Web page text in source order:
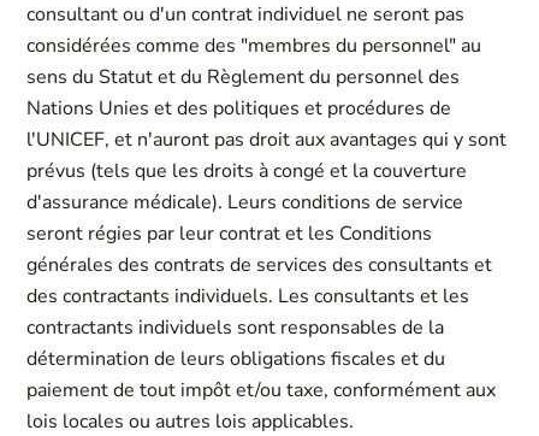
consultant ou d'un contrat individuel ne seront pas
considérées comme des "membres du personnel" au
sens du Statut et du Règlement du personnel des
Nations Unies et des politiques et procédures de
l'UNICEF, et n'auront pas droit aux avantages qui y sont
prévus (tels que les droits à congé et la couverture
d'assurance médicale). Leurs conditions de service
seront régies par leur contrat et les Conditions
générales des contrats de services des consultants et
des contractants individuels. Les consultants et les
contractants individuels sont responsables de la
détermination de leurs obligations fiscales et du
paiement de tout impôt et/ou taxe, conformément aux
lois locales ou autres lois applicables.